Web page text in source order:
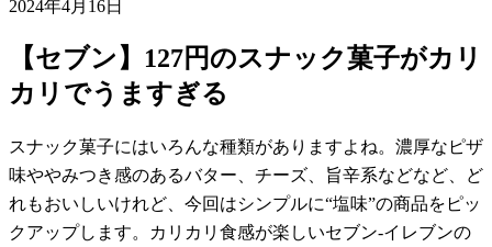
2024年4月16日
【セブン】127円のスナック菓子がカリ
カリでうますぎる
スナック菓子にはいろんな種類がありますよね。濃厚なピザ
味ややみつき感のあるバター、チーズ、旨辛系などなど、ど
れもおいしいけれど、今回はシンプルに“塩味”の商品をピッ
クアップします。カリカリ食感が楽しいセブン-イレブンの